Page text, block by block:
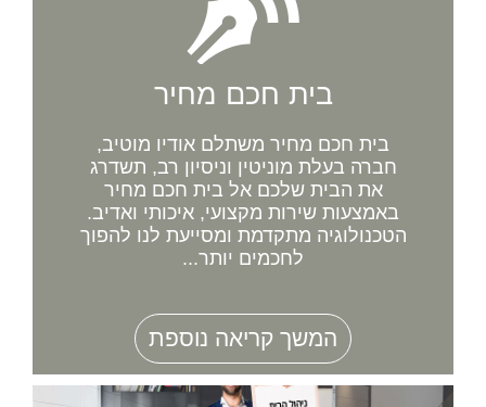
בית חכם מחיר
בית חכם מחיר משתלם אודיו מוטיב,
חברה בעלת מוניטין וניסיון רב, תשדרג
את הבית שלכם אל בית חכם מחיר
באמצעות שירות מקצועי, איכותי ואדיב.
הטכנולוגיה מתקדמת ומסייעת לנו להפוך
לחכמים יותר...
המשך קריאה נוספת